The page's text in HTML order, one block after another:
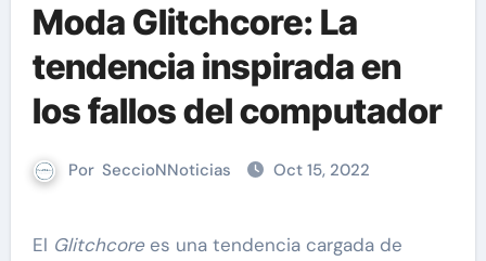
Moda Glitchcore: La
tendencia inspirada en
los fallos del computador
Por SeccioNNoticias Oct 15, 2022
El Glitchcorees una tendencia cargada de